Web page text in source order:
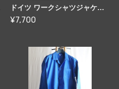
ドイツ ワークシャツジャケット 70's Germany [C2301]
¥7,700